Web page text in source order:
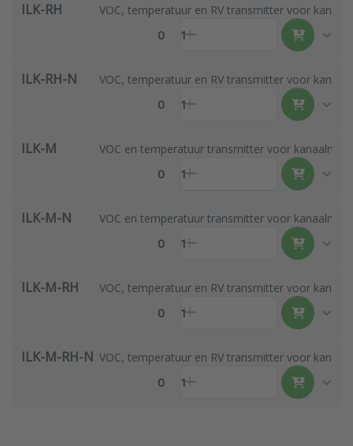
ILK-RH VOC, temperatuur en RV transmitter voor
0 1
ILK-RH-N VOC, temperatuur en RV transmitter voor
0 1
ILK-M VOC en temperatuur transmitter voor
0 1
ILK-M-N VOC en temperatuur transmitter voor
0 1
ILK-M-RH VOC, temperatuur en RV transmitter voor
0 1
ILK-M-RH-N VOC, temperatuur en RV transmitter voor
0 1